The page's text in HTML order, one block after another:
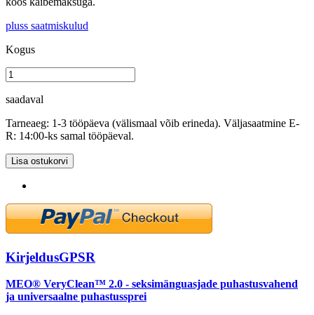
pluss saatmiskulud
Kogus
saadaval
Tarneaeg: 1-3 tööpäeva (välismaal võib erineda). Väljasaatmine E-
R: 14:00-ks samal tööpäeval.
Lisa ostukorvi
KirjeldusGPSR
MEO® VeryClean™ 2.0 - seksimänguasjade puhastusvahend
ja universaalne puhastussprei